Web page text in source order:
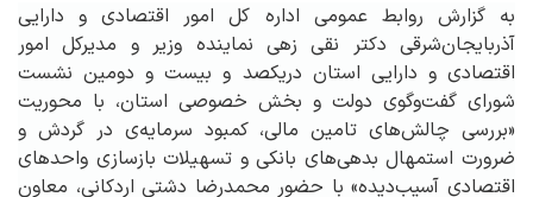
به گزارش روابط عمومی اداره کل امور اقتصادی و دارایی
آذربایجان‌شرقی دکتر نقی زهی نماینده وزیر و مدیرکل امور
اقتصادی و دارایی استان دریکصد و بیست و دومین نشست
شورای گفت‌وگوی دولت و بخش خصوصی استان، با محوریت
«بررسی چالش‌های تامین مالی، کمبود سرمایه‌ی در گردش و
ضرورت استمهال بدهی‌های بانکی و تسهیلات بازسازی واحدهای
اقتصادی آسیب‌دیده» با حضور محمدرضا دشتی اردکانی، معاون